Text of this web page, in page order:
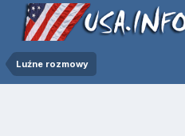
Luźne rozmowy